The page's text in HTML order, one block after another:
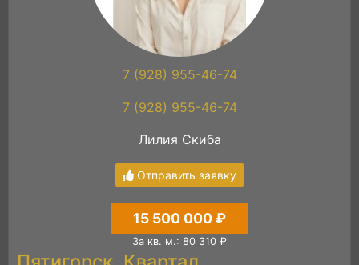
7 (928) 955-46-74
7 (928) 955-46-74
Лилия Скиба
Отправить заявку
15 500 000 ₽
За кв. м.: 80 310 ₽